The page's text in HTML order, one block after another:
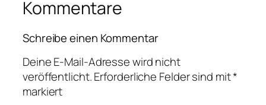
Kommentare
Schreibe einen Kommentar
Deine E-Mail-Adresse wird nicht
veröffentlicht.Erforderliche Felder sind mit*
markiert